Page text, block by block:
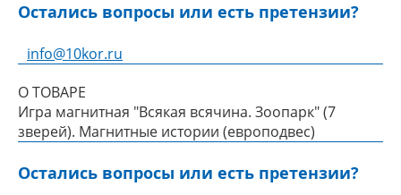
Остались вопросы или есть претензии?
info@10kor.ru
О ТОВАРЕ
Игра магнитная "Всякая всячина. Зоопарк" (7
зверей). Магнитные истории (европодвес)
Остались вопросы или есть претензии?